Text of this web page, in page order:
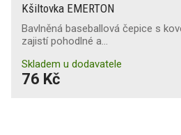
Kšiltovka EMERTON
Bavlněná baseballová čepice s
zajistí pohodlné a…
Skladem u dodavatele
76 Kč